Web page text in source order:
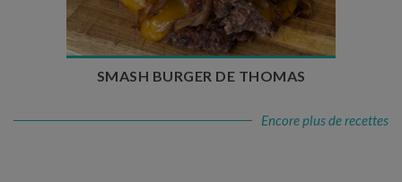
Nombre de couverts : 4
SMASH BURGER DE THOMAS
Encore plus de recettes